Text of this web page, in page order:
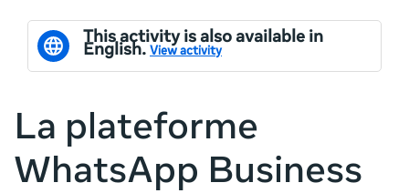
This activity is also available in
English. View activity
La plateforme
WhatsApp Business